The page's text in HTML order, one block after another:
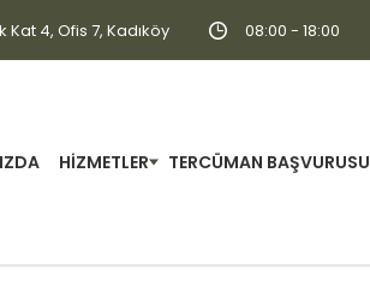
4, Ofis 7, Kadıköy 08:00 - 18:00
HIZMETLER TERCÜMAN BAŞVURUSU